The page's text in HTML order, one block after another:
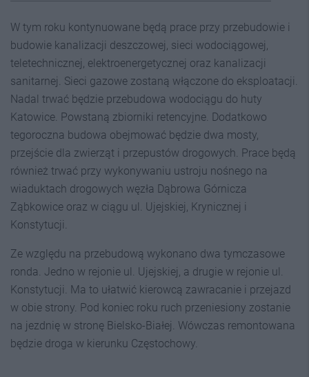
W tym roku kontynuowane będą prace przy przebudowie i
budowie kanalizacji deszczowej, sieci wodociągowej,
teletechnicznej, elektroenergetycznej oraz kanalizacji
sanitarnej. Sieci gazowe zostaną włączone do eksploatacji.
Nadal trwać będzie przebudowa wodociągu do huty
Katowice. Powstaną zbiorniki retencyjne. Dodatkowo
tegoroczna budowa obejmować będzie dwa mosty,
przejście dla zwierząt i przepustów drogowych. Prace będą
również trwać przy wykonywaniu ustroju nośnego na
wiaduktach drogowych węzła Dąbrowa Górnicza
Ząbkowice oraz w ciągu ul. Ujejskiej, Krynicznej i
Konstytucji.
Ze względu na przebudową wykonano dwa tymczasowe
ronda. Jedno w rejonie ul. Ujejskiej, a drugie w rejonie ul.
Konstytucji. Ma to ułatwić kierowcą zawracanie i przejazd
w obie strony. Pod koniec roku ruch przeniesiony zostanie
na jezdnię w stronę Bielsko-Białej. Wówczas remontowana
będzie droga w kierunku Częstochowy.